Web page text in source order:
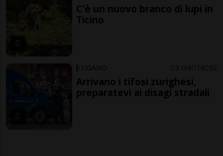
C'è un nuovo branco di lupi in
Ticino
LUGANO 3 ore 16 52
Arrivano i tifosi zurighesi,
preparatevi ai disagi stradali